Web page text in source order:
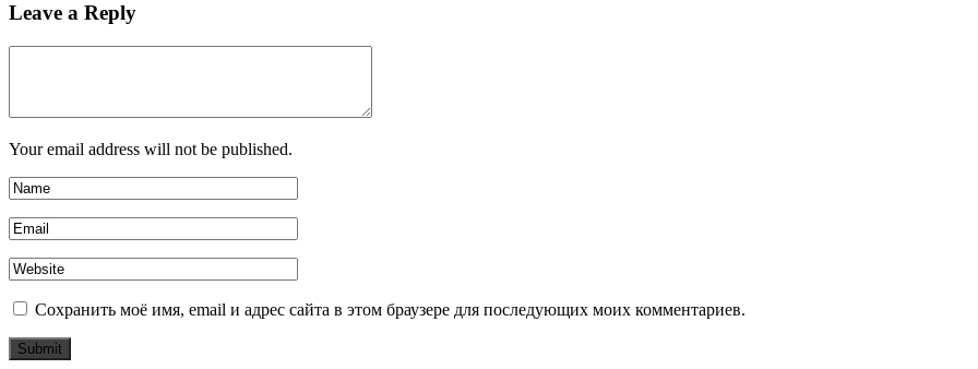
Leave a Reply
Your email address will not be published.
Сохранить моё имя, email и адрес сайта в этом браузере для последующих моих комментариев.